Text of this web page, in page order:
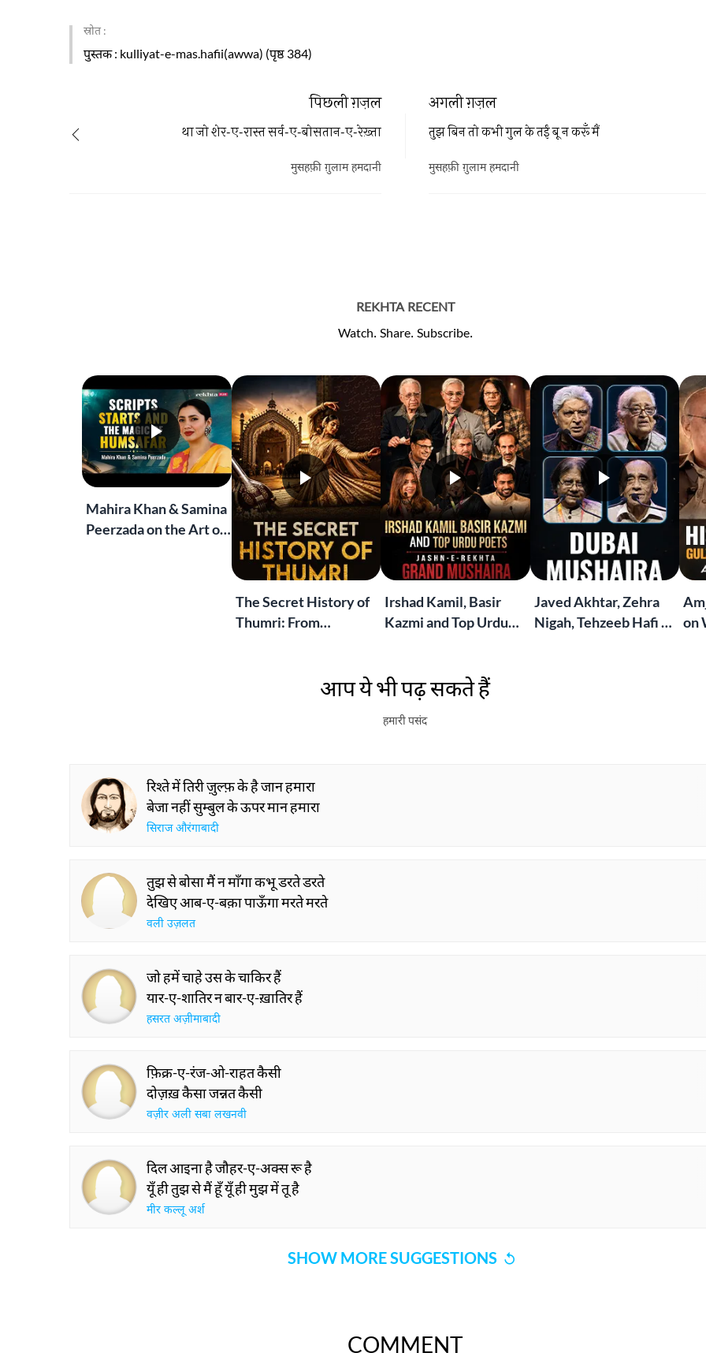
स्रोत :
पुस्तक: kulliyat-e-mas.hafii(awwa) (पृष्ठ 384)
अगली ग़ज़ल
तुझ बिन तो कभी गुल के तईं बू न करूँ मैं
मुसहफ़ी ग़ुलाम हमदानी
पिछली ग़ज़ल
था जो शेर-ए-रास्त सर्व-ए-बोसतान-ए-रेख़्ता
मुसहफ़ी ग़ुलाम हमदानी
REKHTA RECENT
Watch. Share. Subscribe.
Mahira Khan & Samina
Peerzada on the Art of
The Secret History of
Thumri: From
Irshad Kamil, Basir
Kazmi and Top Urdu
London Grand
Mushaira
Javed Akhtar, Zehra
Nigah, Tehzeeb Hafi &
on
आप ये भी पढ़ सकते हैं
हमारी पसंद
रिश्ते में तिरी ज़ुल्फ़ के है जान हमारा
बेजा नहीं सुम्बुल के ऊपर मान हमारा
सिराज औरंगाबादी
तुझ से बोसा मैं न माँगा कभू डरते डरते
देखिए आब-ए-बक़ा पाऊँगा मरते मरते
वली उज़लत
जो हमें चाहे उस के चाकिर हैं
यार-ए-शातिर न बार-ए-ख़ातिर हैं
हसरत अज़ीमाबादी
फ़िक्र-ए-रंज-ओ-राहत कैसी
दोज़ख़ कैसा जन्नत कैसी
वज़ीर अली सबा लखनवी
दिल आइना है जौहर-ए-अक्स रू है
यूँ ही तुझ से मैं हूँ यूँ ही मुझ में तू है
मीर कल्लू अर्श
SHOW MORE SUGGESTIONS
COMMENT